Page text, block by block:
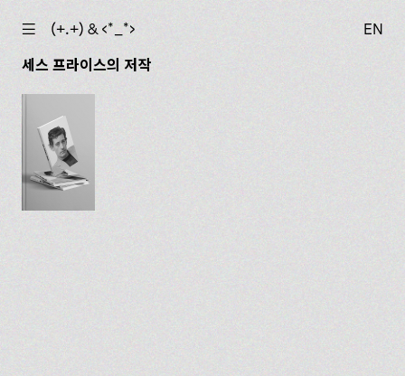
☰ (+.+) & ‹*_*›
EN
세스 프라이스의 저작